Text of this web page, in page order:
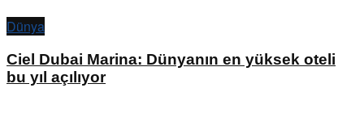
Dünya
Ciel Dubai Marina: Dünyanın en yüksek oteli
bu yıl açılıyor